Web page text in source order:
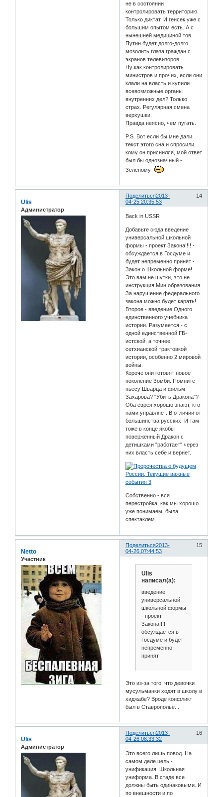
не в состоянии
контролировать территорию.
Только диктат. И генсек уже с
большим опытом есть. А с
нынешней медициной тов.
Путин будет долго-долго
мозолить глаза граждан с
экранов телевизоров.
Ну как контролировать
министров и прочих, если они
клали на власть и купили
всевозможные органы
внутренних дел? Только
страх. Регулярная смена
верхушки.
Правда неясно, чем пугать.
P.S. Вот если бы мне дали
текст этого сна и спросили,
кому он приснился, мой ответ
был бы однозначный -
Зелёному
Поделиться 14
2013-
04-25 20:35:53
Ulis
Администратор
Back in USSR
Добавьте сюда введение
универсальной школьной
формы - проект Закона!!!! -
обсуждается в Госдуме и
будет непременно принят -
Закон о Школьной форме!
Это вам не шутки, это не
инструкция Мин образования.
За нарушение федерального
закона можно будет карать!
Второе - введение Одного
единственного учебника
истории. Разумеется - с
одной единственной ГБ-
истской, а точнее
сетхианской трактовкой
истории, особенно 2 мировой
войны.
Короче они готовят новое
поколение Зомби. Помните
пьесу Шварца и фильм
Захарова? "Убить Дракона"?
Оба еврея хорошо знают, кто
нами управляет. В отличии от
большинства русских. И там
тоже в конце якобы
поверженный Дракон с
детишками "работает" через
них власть себе и вернет.
Собственно - вся
перестройка, как мы хорошо
уже понимаем, была
спектаклем.
Поделиться 15
2013-
04-26 07:44:53
Netto
Участник
Ulis
написал(а):
введение
универсальной
школьной формы
- проект
Закона!!!! -
обсуждается в
Госдуме и будет
непременно
принят
Это из-за того, что девочки
мусульманки ходят в школу в
хиджабе? Вроде конфликт
был в Ставрополье...
Поделиться 16
2013-
04-26 08:33:32
Ulis
Администратор
Это всего лишь повод. На
самом деле цель -
унификация. Школьная
униформа. В стаде все
должны быть одинаковыми. И
по внешности и по